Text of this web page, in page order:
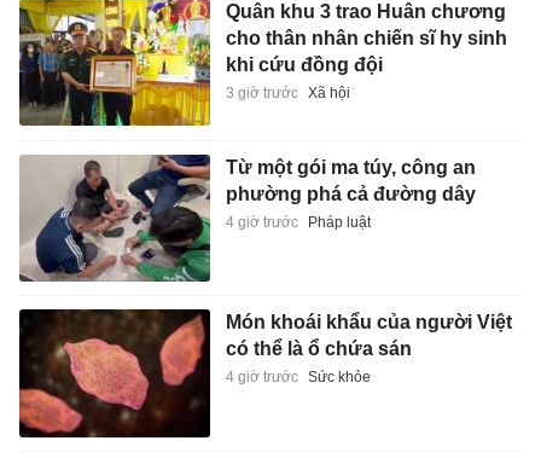
Quân khu 3 trao Huân chương
cho thân nhân chiến sĩ hy sinh
khi cứu đồng đội
3 giờ trước Xã hội
Từ một gói ma túy, công an
phường phá cả đường dây
4 giờ trước Pháp luật
Món khoái khẩu của người Việt
có thể là ổ chứa sán
4 giờ trước Sức khỏe